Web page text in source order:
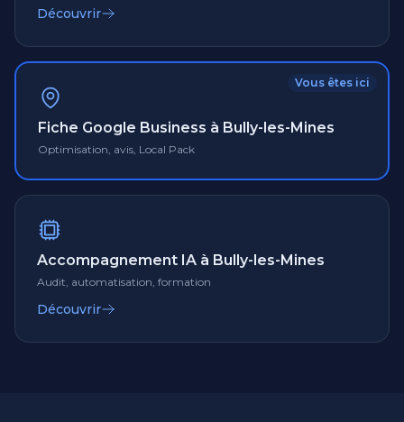
Découvrir
Vous êtes ici
Fiche Google Business à Bully-les-Mines
Optimisation, avis, Local Pack
Accompagnement IA à Bully-les-Mines
Audit, automatisation, formation
Découvrir